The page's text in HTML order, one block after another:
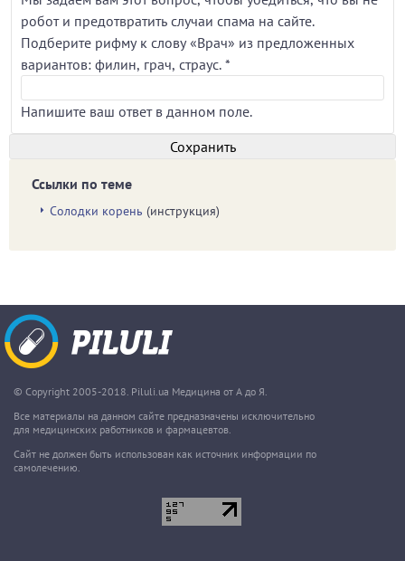
робот и предотвратить случаи спама на сайте.
Подберите рифму к слову «Врач» из предложенных
вариантов: филин, грач, страус. *
Напишите ваш ответ в данном поле.
Ссылки по теме
Солодки корень (инструкция)
© Copyright 2005-2018. Piluli.ua Медицина от А до Я.
Все материалы на данном сайте предназначены исключительно
для медицинских работников и фармацевтов.
Сайт не должен быть использован как источник информации по
самолечению.